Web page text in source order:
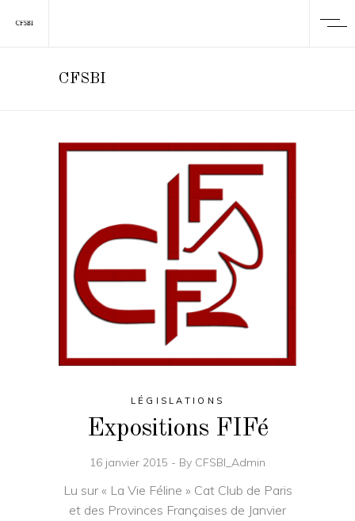
CFSBI
LÉGISLATIONS
Expositions FIFé
16 janvier 2015 By CFSBI_Admin
Lu sur « La Vie Féline » Cat Club de Paris
et des Provinces Françaises de Janvier